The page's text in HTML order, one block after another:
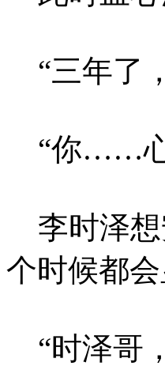
“三年了
“你……
李时泽想
个时候都
“时泽哥